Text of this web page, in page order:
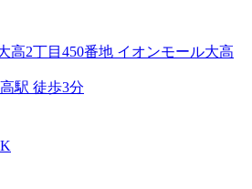
高2丁目450番地 イオンモール大高
駅 徒歩3分